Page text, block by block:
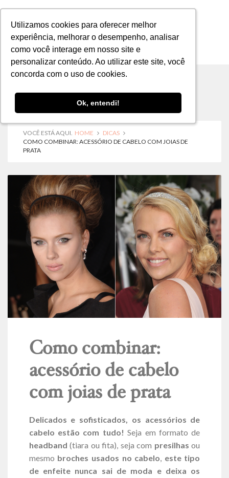
Utilizamos cookies para oferecer melhor
experiência, melhorar o desempenho, analisar
como você interage em nosso site e
personalizar conteúdo. Ao utilizar este site, você
concorda com o uso de cookies.
Ok, entendi!
Utilizamos cookies para oferecer melhor
experiência, melhorar o desempenho, analisar
como você interage em nosso site e
personalizar conteúdo. Ao utilizar este site, você
concorda com o uso de cookies.
Ok, entendi!
MENU
VOCÊ ESTÁ AQUI. HOME
DICAS
COMO COMBINAR: ACESSÓRIO DE CABELO COM JOIAS DE
PRATA
Como combinar:
acessório de cabelo
com joias de prata
Delicados e sofisticados, os acessórios de
cabelo estão com tudo! Seja em formato de
headband (tiara ou fita), seja com presilhas ou
mesmo broches usados no cabelo, este tipo
de enfeite nunca sai de moda e deixa os